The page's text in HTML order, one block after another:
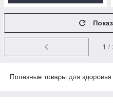
1 /
Полезные товары для здоровья